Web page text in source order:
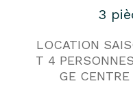
3
LOCATION
T 4
GE